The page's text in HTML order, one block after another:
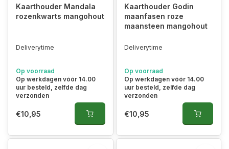
Kaarthouder Mandala
rozenkwarts mangohout
Deliverytime
Op voorraad
Op werkdagen vóór 14.00
uur besteld, zelfde dag
verzonden
€10,95
Kaarthouder Godin
maanfasen roze
maansteen mangohout
Deliverytime
Op voorraad
Op werkdagen vóór 14.00
uur besteld, zelfde dag
verzonden
€10,95